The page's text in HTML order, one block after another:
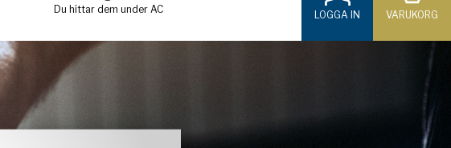
Du hittar dem under AC
LOGGA IN VARUKORG